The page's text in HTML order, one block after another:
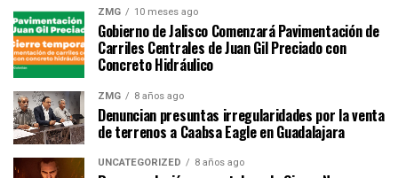
ZMG 10 meses ago
Gobierno de Jalisco Comenzará Pavimentación de
Carriles Centrales de Juan Gil Preciado con
Concreto Hidráulico
ZMG 8 años ago
Denuncian presuntas irregularidades por la venta
de terrenos a Caabsa Eagle en Guadalajara
UNCATEGORIZED 8 años ago